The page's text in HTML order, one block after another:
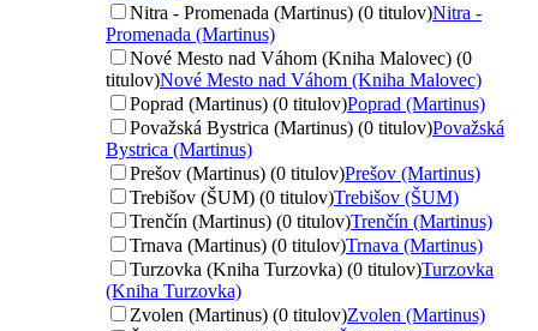
Nitra - Promenada (Martinus) (0 titulov)Nitra -
Promenada (Martinus)
Nové Mesto nad Váhom (Kniha Malovec) (0
titulov)Nové Mesto nad Váhom (Kniha Malovec)
Poprad (Martinus) (0 titulov)Poprad (Martinus)
Považská Bystrica (Martinus) (0 titulov)Považská
Bystrica (Martinus)
Prešov (Martinus) (0 titulov)Prešov (Martinus)
Trebišov (ŠUM) (0 titulov)Trebišov (ŠUM)
Trenčín (Martinus) (0 titulov)Trenčín (Martinus)
Trnava (Martinus) (0 titulov)Trnava (Martinus)
Turzovka (Kniha Turzovka) (0 titulov)Turzovka
(Kniha Turzovka)
Zvolen (Martinus) (0 titulov)Zvolen (Martinus)